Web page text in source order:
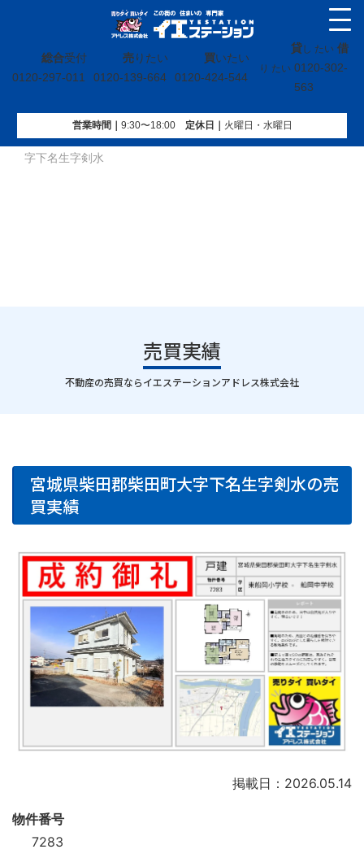
総合受付
0120-297-011
売りたい
0120-139-664
買いたい
0120-424-544
貸し たい 借
り たい 0120-302-
563
営業時間｜ 9:30〜18:00定休⽇｜ 火曜⽇・水曜⽇
イエステーション»売買実績»戸建»宮城県柴田郡柴田町大
字下名生字剣水
売買実績
｜
不動産の売買ならイエステーションアドレス株式会社
宮城県柴田郡柴田町大字下名生字剣水の売
買実績
掲載日：2026.05.14
物件番号
7283